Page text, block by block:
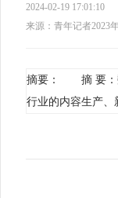
2024-02-19 17:01:10
来源：青年记者2023
摘要： 摘 要：数
行业的内容生产、